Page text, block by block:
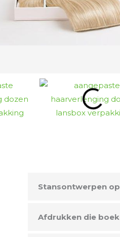
Stansontwerpen
Afdrukken die